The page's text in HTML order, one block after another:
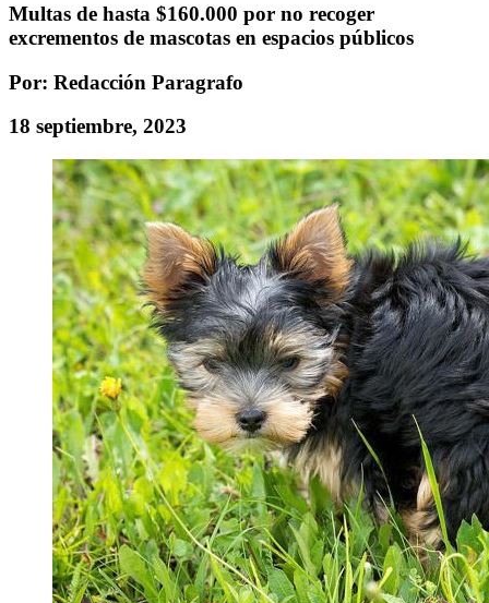
Multas de hasta $160.000 por no recoger
excrementos de mascotas en espacios públicos
Por: Redacción Paragrafo
18 septiembre, 2023